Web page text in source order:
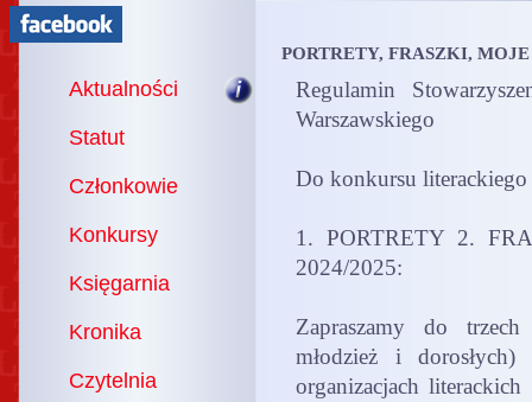
Aktualności
Statut
Członkowie
Konkursy
Księgarnia
Kronika
Czytelnia
PORTRETY, FRASZKI,
Regulamin
Warszawskiego
Do konkursu
1. PORTRETY 2.
2024/2025:
Zapraszamy do
młodzież i
organizacjach